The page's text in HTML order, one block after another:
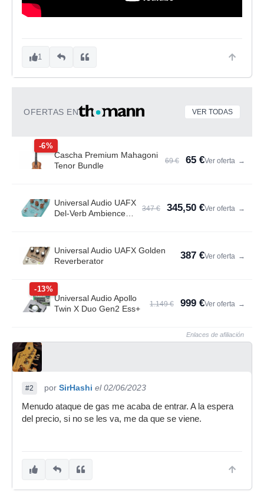
1
OFERTAS EN VER TODAS
-6%
Cascha Premium Mahagoni
Tenor Bundle
69 € 65 €Ver oferta →
Universal Audio UAFX
Del-Verb Ambience
347 € 345,50 €Ver oferta →
Universal Audio UAFX Golden
Reverberator
387 €Ver oferta →
-13%
Universal Audio Apollo
Twin X Duo Gen2 Ess+
1.149 € 999 €Ver oferta →
Enlaces de afiliación
#2 por SirHashi el 02/06/2023
Menudo ataque de gas me acaba de entrar. A la espera
del precio, si no se les va, me da que se viene.